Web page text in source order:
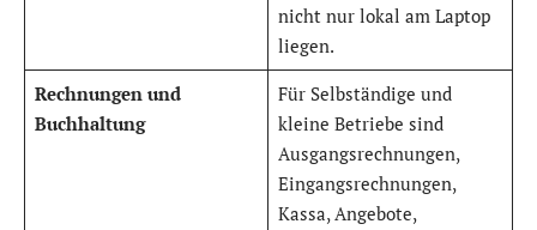
nicht nur lokal am Laptop
liegen.
Rechnungen und
Buchhaltung
Für Selbständige und
kleine Betriebe sind
Ausgangsrechnungen,
Eingangsrechnungen,
Kassa, Angebote,